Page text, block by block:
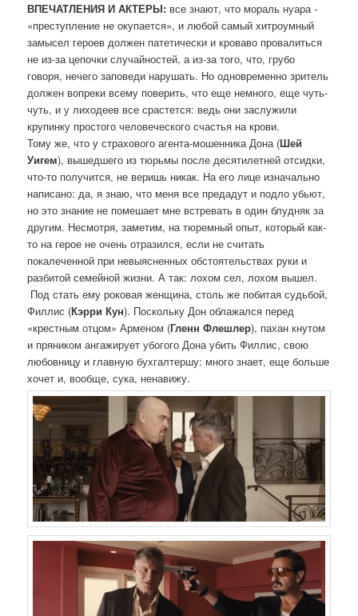
ВПЕЧАТЛЕНИЯ И АКТЕРЫ: все знают, что мораль нуара -
«преступление не окупается», и любой самый хитроумный
замысел героев должен патетически и кроваво провалиться
не из-за цепочки случайностей, а из-за того, что, грубо
говоря, нечего заповеди нарушать. Но одновременно зритель
должен вопреки всему поверить, что еще немного, еще чуть-
чуть, и у лиходеев все срастется: ведь они заслужили
крупинку простого человеческого счастья на крови.
Тому же, что у страхового агента-мошенника Дона (Шей
Уигем), вышедшего из тюрьмы после десятилетней отсидки,
что-то получится, не веришь никак. На его лице изначально
написано: да, я знаю, что меня все предадут и подло убьют,
но это знание не помешает мне встревать в один блудняк за
другим. Несмотря, заметим, на тюремный опыт, который как-
то на герое не очень отразился, если не считать
покалеченной при невыясненных обстоятельствах руки и
разбитой семейной жизни. А так: лохом сел, лохом вышел.
Под стать ему роковая женщина, столь же побитая судьбой,
Филлис (Кэрри Кун). Поскольку Дон облажался перед
«крестным отцом» Арменом (Гленн Флешлер), пахан кнутом
и пряником ангажирует убогого Дона убить Филлис, свою
любовницу и главную бухгалтершу: много знает, еще больше
хочет и, вообще, сука, ненавижу.